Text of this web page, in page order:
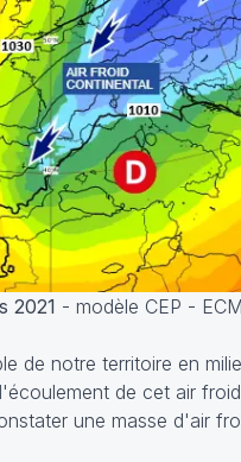
2021 - modèle CEP -
de notre territoire en
de cet air
une masse d'air